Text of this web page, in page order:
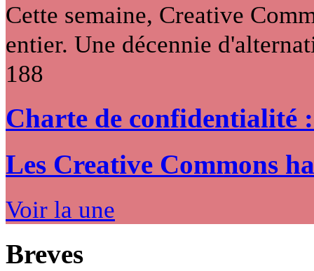
Cette semaine, Creative
entier. Une décennie
188
Charte de confidentialité
Les Creative Commons
Voir la une
Breves